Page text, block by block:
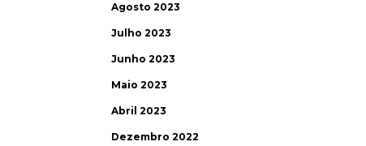
Agosto 2023
Julho 2023
Junho 2023
Maio 2023
Abril 2023
Dezembro 2022